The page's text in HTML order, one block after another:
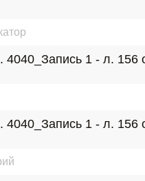
1 - л. 156
1 - л. 156